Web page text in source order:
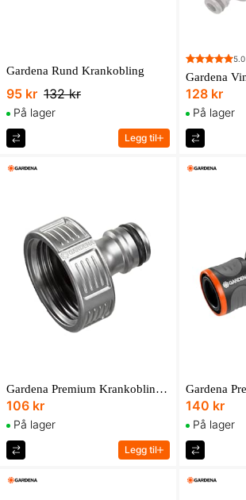
Gardena Rund Krankobling
95 kr 132 kr
På lager
Legg til
5.0
128 kr
På lager
Gardena Premium Krankobling 33,3 Mm (G 1")
106 kr
På lager
Legg til
140 kr
På lager